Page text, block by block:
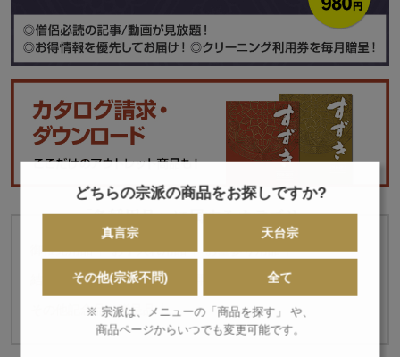
「各種用品」に属するカテゴリー
御稚児用品 お手入れ用品 お墓参り用品
結婚式用具 修験用品 花祭り用品
その他記念品・贈呈品
どちらの宗派の商品をお探しですか?
真言宗 天台宗
その他(宗派不問) 全て
※ 宗派は、メニューの「商品を探す」 や、
商品ページからいつでも変更可能です。